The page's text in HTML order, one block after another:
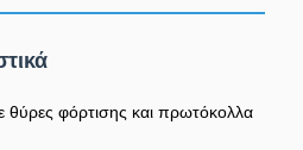
φόρτισης και πρωτόκολλα